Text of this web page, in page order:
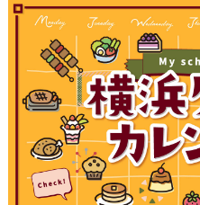
サイトについて